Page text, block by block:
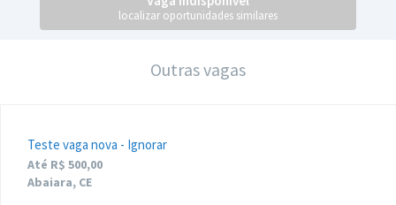
localizar oportunidades similares
Outras vagas
Teste vaga nova - Ignorar
Até R$ 500,00
Abaiara, CE